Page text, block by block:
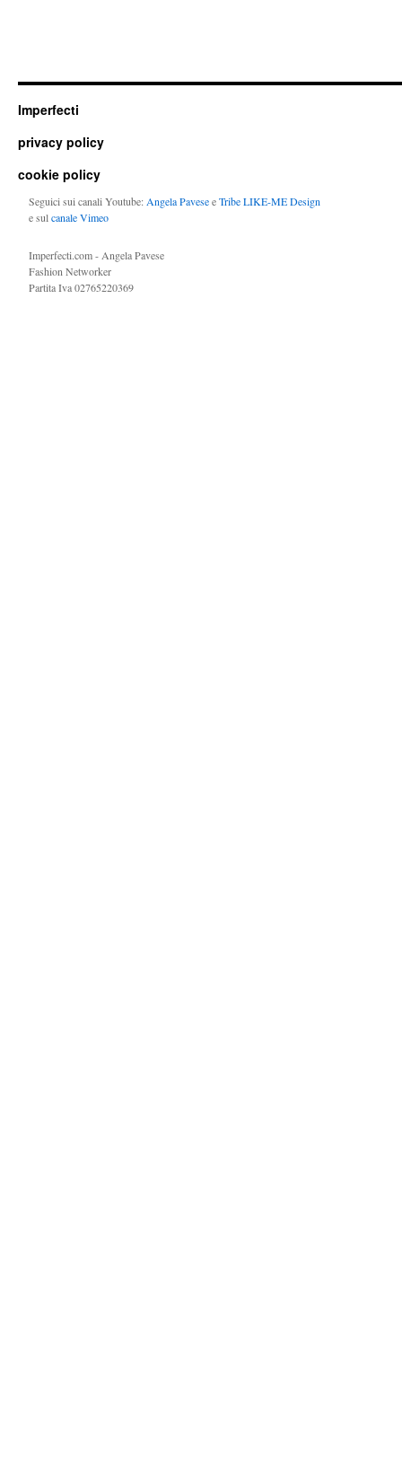
Imperfecti
privacy policy
cookie policy
Seguici sui canali Youtube: Angela PaveseeTribe LIKE-ME Design
e sulcanale Vimeo
Imperfecti.com - Angela Pavese
Fashion Networker
Partita Iva 02765220369